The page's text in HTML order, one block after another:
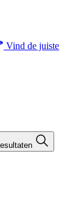
Vind de juiste